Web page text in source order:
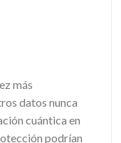
más
datos nunca
cuántica en
podrían